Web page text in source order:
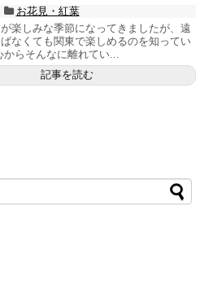
お花見・紅葉
楽しみな季節になってきましたが、遠
なくても関東で楽しめるのを知ってい
からそんなに離れてい...
記事を読む